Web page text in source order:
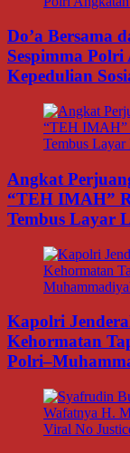
Do’a Bersama
Sespimma
Kepedulian
Angkat
“TEH IMAH”
Tembus Layar
Kapolri
Kehormatan